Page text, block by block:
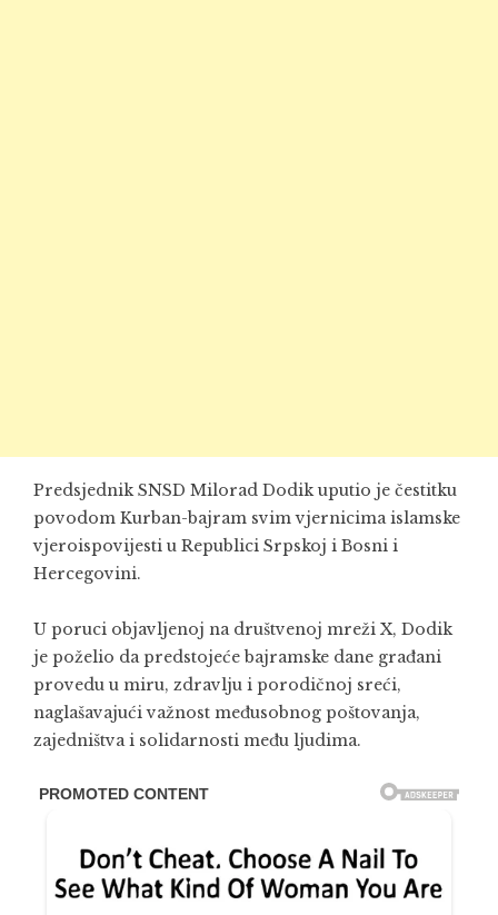
Predsjednik SNSD Milorad Dodik uputio je čestitku
povodom Kurban-bajram svim vjernicima islamske
vjeroispovijesti u Republici Srpskoj i Bosni i
Hercegovini.
U poruci objavljenoj na društvenoj mreži X, Dodik
je poželio da predstojeće bajramske dane građani
provedu u miru, zdravlju i porodičnoj sreći,
naglašavajući važnost međusobnog poštovanja,
zajedništva i solidarnosti među ljudima.